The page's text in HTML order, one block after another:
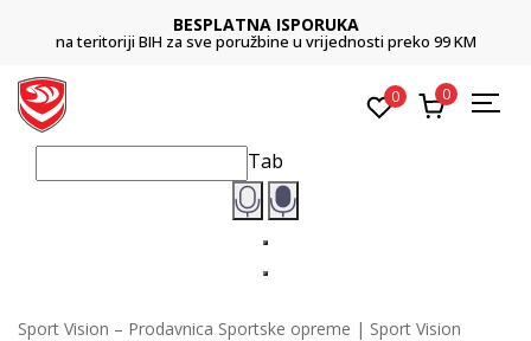
BESPLATNA ISPORUKA
na teritoriji BIH za sve poružbine u vrijednosti preko 99 KM
0 0
Tab
Sport Vision – Prodavnica Sportske opreme | Sport Vision